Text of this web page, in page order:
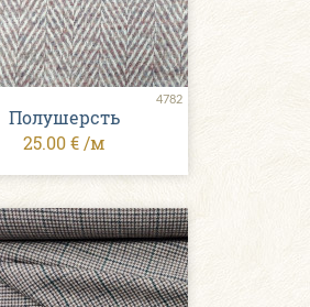
4782
Полушерсть
25.00 € /м